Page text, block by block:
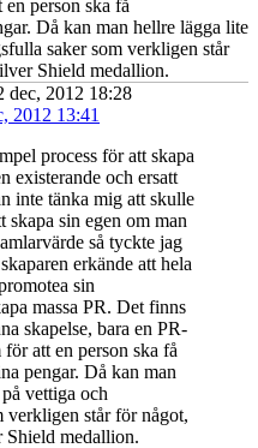
person ska få
Då kan man hellre lägga lite
saker som verkligen står
Shield medallion.
dec, 2012 18:28
2012 13:41
process för att skapa
existerande och ersatt
inte tänka mig att skulle
skapa sin egen om man
så tyckte jag
erkände att hela
sin
massa PR. Det finns
skapelse, bara en PR-
att en person ska få
pengar. Då kan man
vettiga och
verkligen står för något,
medallion.